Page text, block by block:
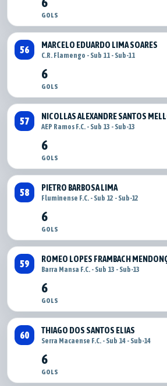
GOLS
56 MARCELO EDUARDO LIMA SOARES
C.R. Flamengo - Sub 11 - Sub-11
6
GOLS
57 NICOLLAS ALEXANDRE SANTOS
AEP Ramos F.C. - Sub 13 - Sub-13
6
GOLS
58 PIETRO BARBOSA LIMA
Fluminense F.C. - Sub 12 - Sub-12
6
GOLS
59 ROMEO LOPES FRAMBACH
Barra Mansa F.C. - Sub 13 - Sub-13
6
GOLS
60 THIAGO DOS SANTOS ELIAS
Serra Macaense F.C. - Sub 14 - Sub-14
6
GOLS